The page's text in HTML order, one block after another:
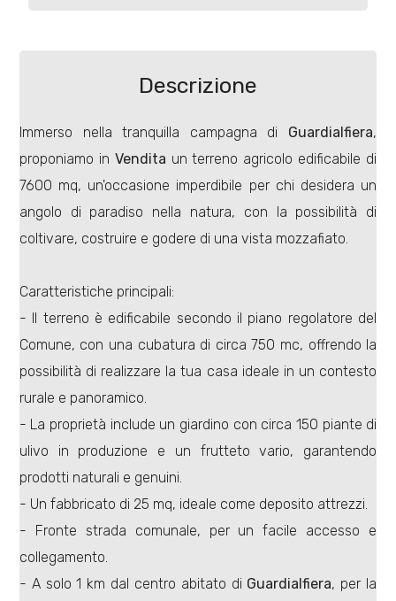
Descrizione
Immerso nella tranquilla campagna di Guardialfiera,
proponiamo in Vendita un terreno agricolo edificabile di
7600 mq, un'occasione imperdibile per chi desidera un
angolo di paradiso nella natura, con la possibilità di
coltivare, costruire e godere di una vista mozzafiato.
Caratteristiche principali:
- Il terreno è edificabile secondo il piano regolatore del
Comune, con una cubatura di circa 750 mc, offrendo la
possibilità di realizzare la tua casa ideale in un contesto
rurale e panoramico.
- La proprietà include un giardino con circa 150 piante di
ulivo in produzione e un frutteto vario, garantendo
prodotti naturali e genuini.
- Un fabbricato di 25 mq, ideale come deposito attrezzi.
- Fronte strada comunale, per un facile accesso e
collegamento.
- A solo 1 km dal centro abitato di Guardialfiera, per la
Prezzo
mq
Qualsiasi